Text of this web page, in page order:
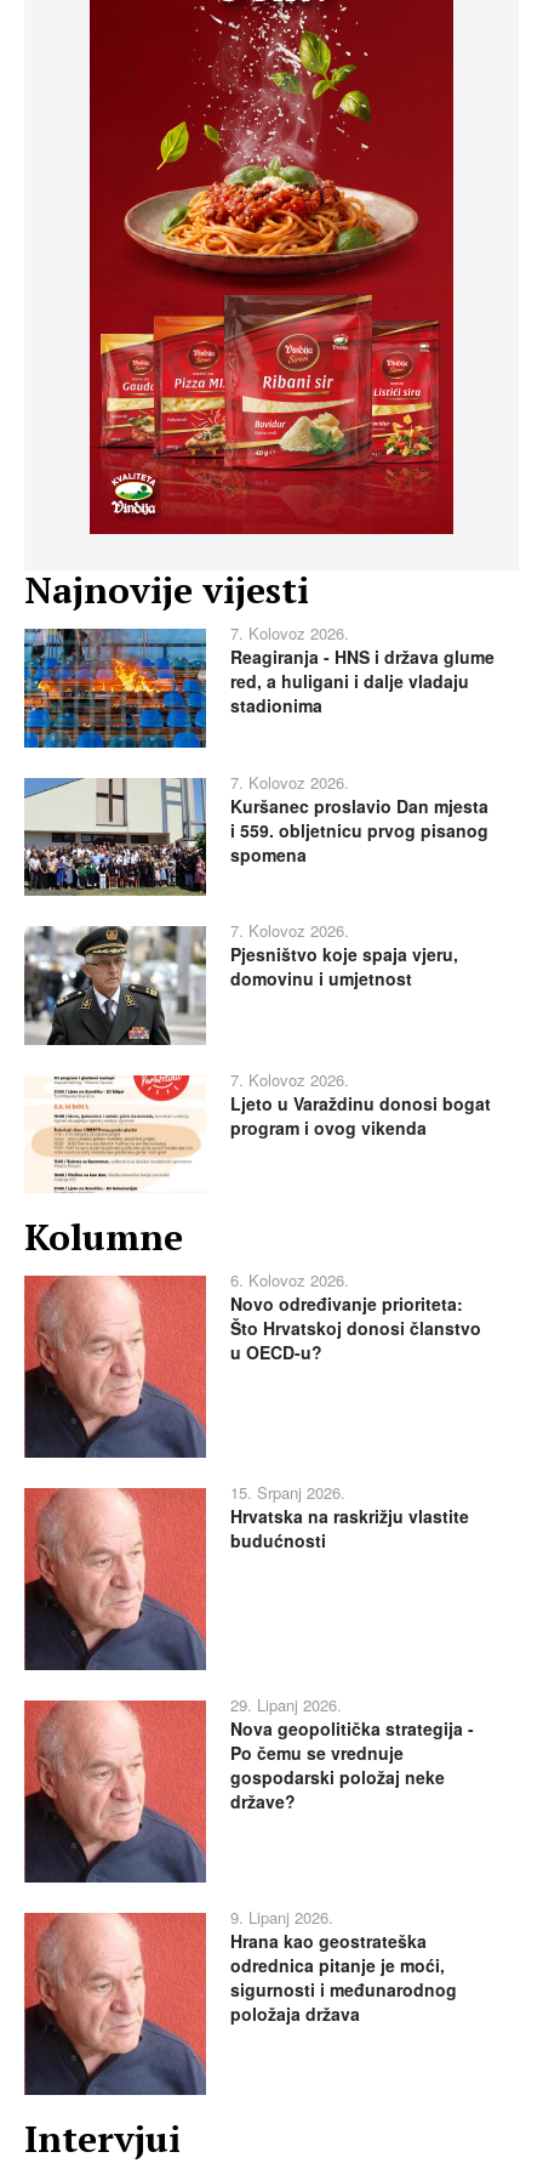
Najnovije vijesti
7. Kolovoz 2026.
Reagiranja - HNS i država glume
red, a huligani i dalje vladaju
stadionima
7. Kolovoz 2026.
Kuršanec proslavio Dan mjesta
i 559. obljetnicu prvog pisanog
spomena
7. Kolovoz 2026.
Pjesništvo koje spaja vjeru,
domovinu i umjetnost
7. Kolovoz 2026.
Ljeto u Varaždinu donosi bogat
program i ovog vikenda
Kolumne
6. Kolovoz 2026.
Novo određivanje prioriteta:
Što Hrvatskoj donosi članstvo
u OECD-u?
15. Srpanj 2026.
Hrvatska na raskrižju vlastite
budućnosti
29. Lipanj 2026.
Nova geopolitička strategija -
Po čemu se vrednuje
gospodarski položaj neke
države?
9. Lipanj 2026.
Hrana kao geostrateška
odrednica pitanje je moći,
sigurnosti i međunarodnog
položaja država
Intervjui